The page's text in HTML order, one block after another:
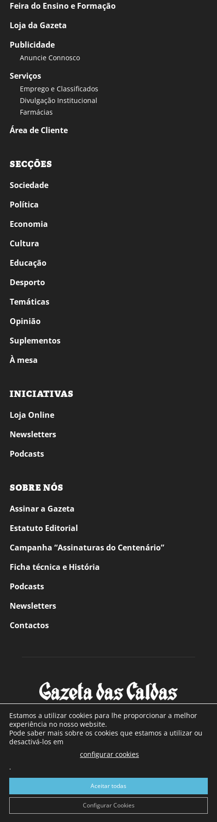
Feira do Ensino e Formação
Loja da Gazeta
Publicidade
Anuncie Connosco
Serviços
Emprego e Classificados
Divulgação Institucional
Farmácias
Área de Cliente
SECÇÕES
Sociedade
Política
Economia
Cultura
Educação
Desporto
Temáticas
Opinião
Suplementos
À mesa
INICIATIVAS
Loja Online
Newsletters
Podcasts
SOBRE NÓS
Assinar a Gazeta
Estatuto Editorial
Campanha “Assinaturas do Centenário”
Ficha técnica e História
Podcasts
Newsletters
Contactos
SOBRE NÓS
Com sede nas Caldas da Rainha e mais de 90 anos de
a sul de distrito de Leiria, com mais de 40.000 leitores por
toda a região Oeste. Jornal com distribuição em Portugal
Continental e assinatura online.
Estamos a utilizar cookies para lhe proporcionar a melhor
experiência no nosso website.
Pode saber mais sobre os cookies que estamos a utilizar ou
desactivá-los em
configurar cookies
.
Aceitar todas
Configurar Cookies